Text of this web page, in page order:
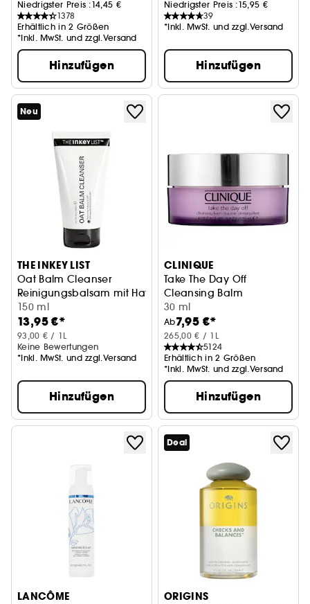
Niedrigster Preis :14,45 €
1378
Erhältlich in 2 Größen
*Inkl. MwSt. und zzgl.Versand
Hinzufügen
Niedrigster Preis :15,95 €
39
*Inkl. MwSt. und zzgl.Versand
Hinzufügen
Neu
THE INKEY LIST
Oat Balm Cleanser
Reinigungsbalsam mit Hafer
150 ml
13,95 €*
93,00 € / 1L
Keine Bewertungen
*Inkl. MwSt. und zzgl.Versand
Hinzufügen
CLINIQUE
Take The Day Off
Cleansing Balm
Reinigungsbalsam
30 ml
Ab7,95 €*
265,00 € / 1L
5124
Erhältlich in 2 Größen
*Inkl. MwSt. und zzgl.Versand
Hinzufügen
LANCÔME
Deal
ORIGINS